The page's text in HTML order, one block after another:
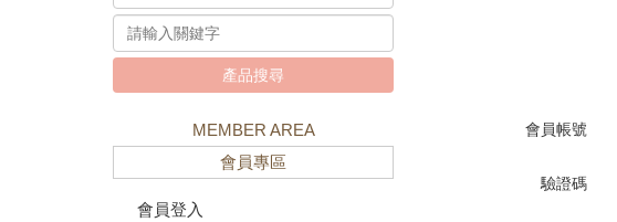
產品搜尋
MEMBER AREA
會員專區
會員登入
會員帳號
驗證碼